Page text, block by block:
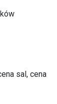
sal, cena